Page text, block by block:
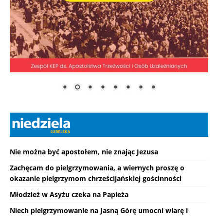
Nie można być apostołem, nie znając Jezusa
Zachęcam do pielgrzymowania, a wiernych proszę o
okazanie pielgrzymom chrześcijańskiej gościnności
Młodzież w Asyżu czeka na Papieża
Niech pielgrzymowanie na Jasną Górę umocni wiarę i